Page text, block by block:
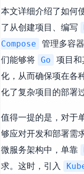
本文详细介绍了如何
了从创建项目、编写
Compose
管理多容
们能够将 Go 项目和
化，从而确保项在各
化了复杂项目的部署
值得一提的是，对于
够应对开发和部署需
微服务架构中，单靠
求。这时，引入